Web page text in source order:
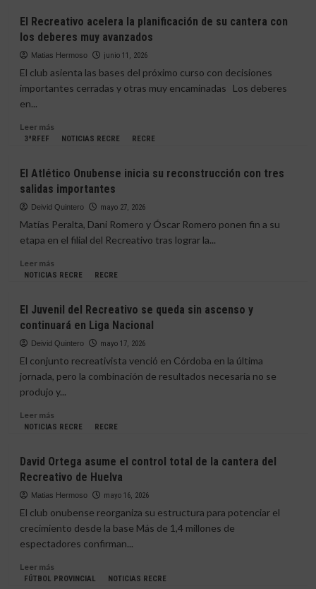
Cadete
por
primera
jugadores
y
personas,
eje
de
del
El Recreativo acelera la planificación de su cantera con
los deberes muy avanzados
Matias Hermoso junio 11, 2026
El club asienta las bases del próximo curso con decisiones
importantes cerradas y otras muy encaminadas Los deberes
en...
Leer másLeer
más
Recreativo
acelera
la
planificación
su
con
muy
avanzados
3ªRFEF NOTICIAS RECRE RECRE
El Atlético Onubense inicia su reconstrucción con tres
salidas importantes
Deivid Quintero mayo 27, 2026
Matías Peralta, Dani Romero y Óscar Romero ponen fin a su
etapa en el filial del Recreativo tras lograr la...
Leer másLeer
más
Atlético
Onubense
inicia
con
tres
importantes
NOTICIAS RECRE RECRE
El Juvenil del Recreativo se queda sin ascenso y
continuará en Liga Nacional
Deivid Quintero mayo 17, 2026
El conjunto recreativista venció en Córdoba en la última
jornada, pero la combinación de resultados necesaria no se
produjo y...
Leer másLeer
más
Juvenil
del
Recreativo
sin
ascenso
continuará
NOTICIAS RECRE RECRE
David Ortega asume el control total de la cantera del
Recreativo de Huelva
Matias Hermoso mayo 16, 2026
El club onubense reorganiza su estructura para potenciar el
crecimiento desde la base Más de 1,4 millones de
espectadores confirman...
Leer másLeer
más
FÚTBOL PROVINCIAL NOTICIAS RECRE